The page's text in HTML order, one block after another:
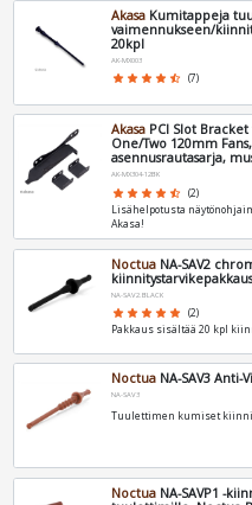
Akasa Kumitappeja
vaimennukseen/
20kpl
AK-MX003
star star star star star_half (7)
Akasa PCI Slot
One/Two 120mm
asennusrautasarja,
AK-MX304-12BK
star star star star star_half (2)
Lisähelpotusta
Akasa!
Noctua NA-SAV2
NA-SAV2.BLACK
star star star star star (2)
Pakkaus sisältää 20 kpl
Noctua NA-SAV3
NA-SAV3
Tuulettimen kumiset
Noctua NA-SAVP1 -